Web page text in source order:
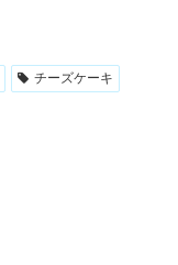
チーズケーキ